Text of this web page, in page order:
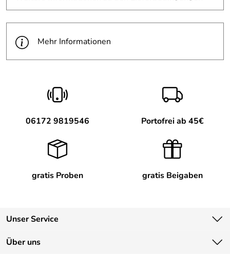
Mehr Informationen
06172 9819546 Portofrei ab 45€
gratis Proben gratis Beigaben
Unser Service
Kontakt
Über uns